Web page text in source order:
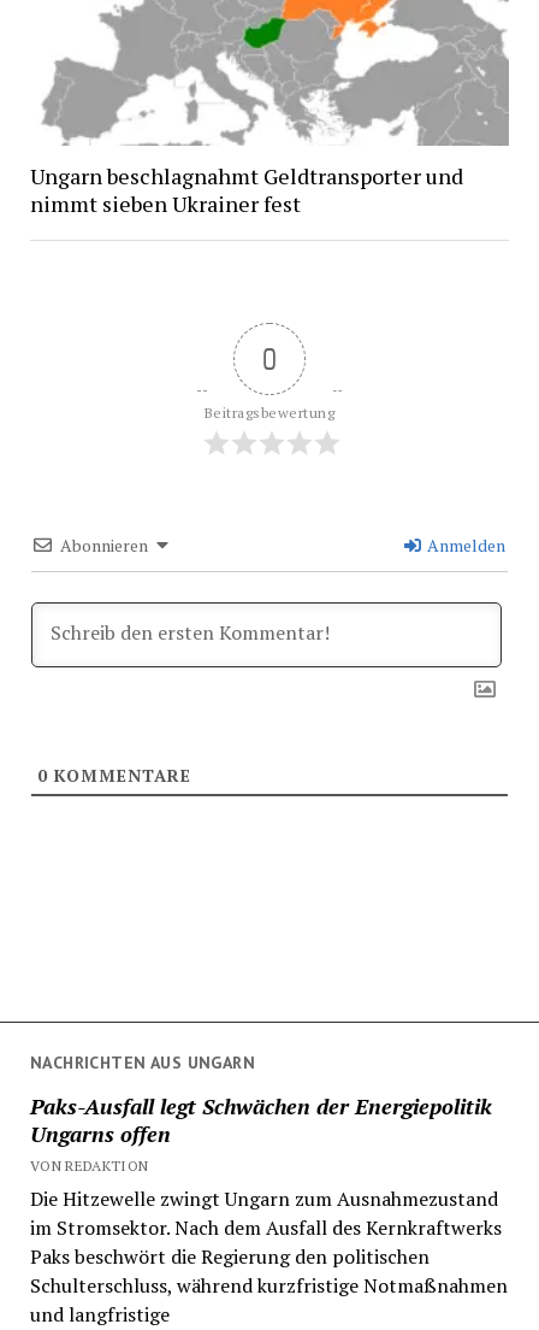
NACHRICHTEN AUS UNGARN
Paks-Ausfall legt Schwächen der Energiepolitik
Ungarns offen
VON REDAKTION
Die Hitzewelle zwingt Ungarn zum Ausnahmezustand
im Stromsektor. Nach dem Ausfall des Kernkraftwerks
Paks beschwört die Regierung den politischen
Schulterschluss, während kurzfristige Notmaßnahmen
und langfristige
Ungarn beschlagnahmt Geldtransporter und
nimmt sieben Ukrainer fest
0
Beitragsbewertung
Abonnieren Anmelden
0KOMMENTARE